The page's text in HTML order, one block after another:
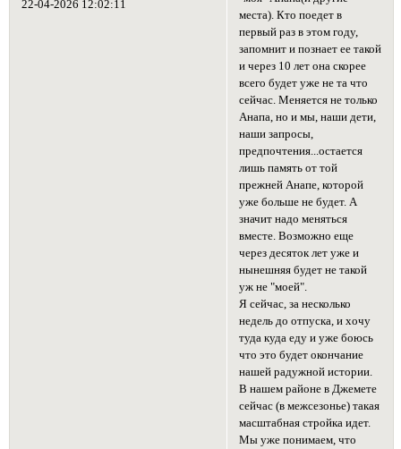
22-04-2026 12:02:11
места). Кто поедет в
первый раз в этом году,
запомнит и познает ее такой
и через 10 лет она скорее
всего будет уже не та что
сейчас. Меняется не только
Анапа, но и мы, наши дети,
наши запросы,
предпочтения...остается
лишь память от той
прежней Анапе, которой
уже больше не будет. А
значит надо меняться
вместе. Возможно еще
через десяток лет уже и
нынешняя будет не такой
уж не "моей".
Я сейчас, за несколько
недель до отпуска, и хочу
туда куда еду и уже боюсь
что это будет окончание
нашей радужной истории.
В нашем районе в Джемете
сейчас (в межсезонье) такая
масштабная стройка идет.
Мы уже понимаем, что